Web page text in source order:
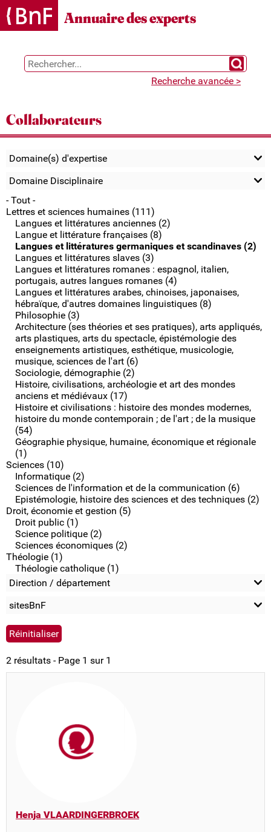
Gestion des cookies
Annuaire des experts
Chercher
Recherche avancée >
Collaborateurs
Domaine(s) d'expertise
Domaine Disciplinaire
- Tout -
Lettres et sciences humaines (111)
Langues et littératures anciennes (2)
Langue et littérature françaises (8)
Langues et littératures germaniques et scandinaves (2)
Langues et littératures slaves (3)
Langues et littératures romanes : espagnol, italien,
portugais, autres langues romanes (4)
Langues et littératures arabes, chinoises, japonaises,
hébraïque, d'autres domaines linguistiques (8)
Philosophie (3)
Architecture (ses théories et ses pratiques), arts appliqués,
arts plastiques, arts du spectacle, épistémologie des
enseignements artistiques, esthétique, musicologie,
musique, sciences de l'art (6)
Sociologie, démographie (2)
Histoire, civilisations, archéologie et art des mondes
anciens et médiévaux (17)
Histoire et civilisations : histoire des mondes modernes,
histoire du monde contemporain ; de l'art ; de la musique
(54)
Géographie physique, humaine, économique et régionale
(1)
Sciences (10)
Informatique (2)
Sciences de l'information et de la communication (6)
Epistémologie, histoire des sciences et des techniques (2)
Droit, économie et gestion (5)
Droit public (1)
Science politique (2)
Sciences économiques (2)
Théologie (1)
Théologie catholique (1)
Direction / département
sitesBnF
2 résultats - Page 1 sur 1
Henja VLAARDINGERBROEK